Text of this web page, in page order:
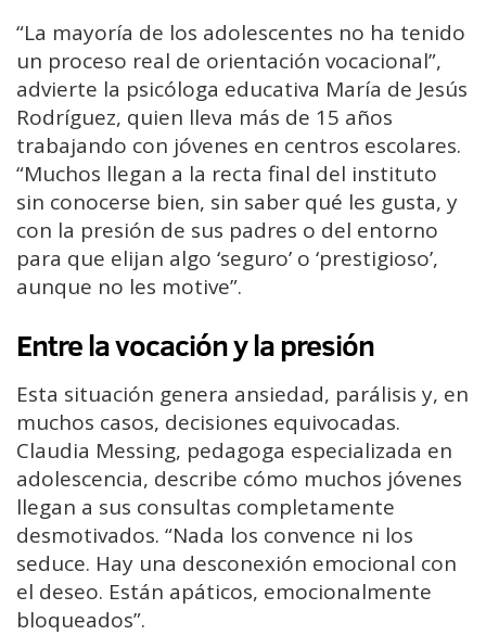
“La mayoría de los adolescentes no ha tenido
un proceso real de orientación vocacional”,
advierte la psicóloga educativa María de Jesús
Rodríguez, quien lleva más de 15 años
trabajando con jóvenes en centros escolares.
“Muchos llegan a la recta final del instituto
sin conocerse bien, sin saber qué les gusta, y
con la presión de sus padres o del entorno
para que elijan algo ‘seguro’ o ‘prestigioso’,
aunque no les motive”.
Entre la vocación y la presión
Esta situación genera ansiedad, parálisis y, en
muchos casos, decisiones equivocadas.
Claudia Messing, pedagoga especializada en
adolescencia, describe cómo muchos jóvenes
llegan a sus consultas completamente
desmotivados. “Nada los convence ni los
seduce. Hay una desconexión emocional con
el deseo. Están apáticos, emocionalmente
bloqueados”.